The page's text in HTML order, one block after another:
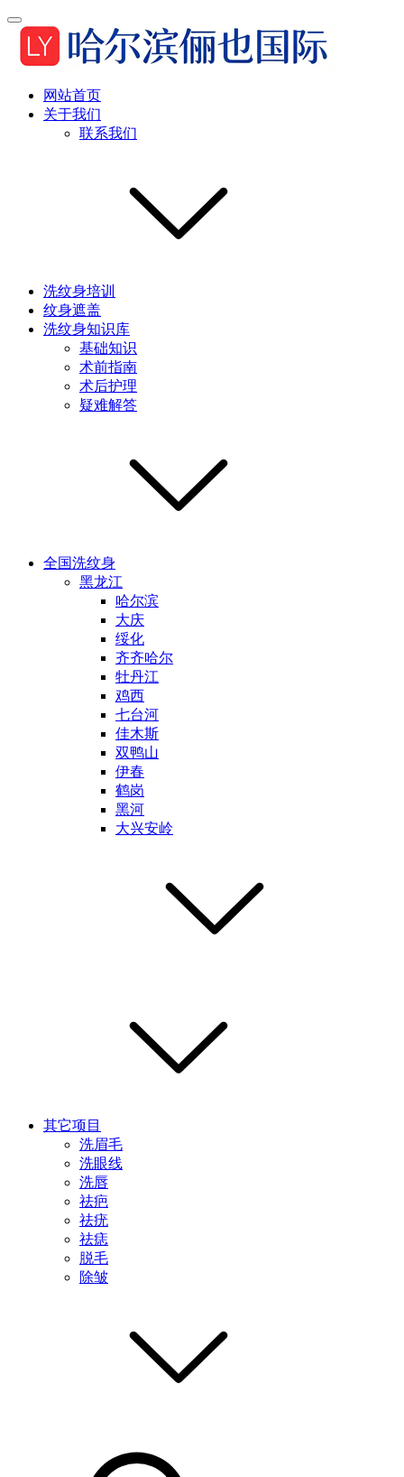
网站首页
关于我们
联系我们
洗纹身培训
纹身遮盖
洗纹身知识库
基础知识
术前指南
术后护理
疑难解答
全国洗纹身
黑龙江
哈尔滨
大庆
绥化
齐齐哈尔
牡丹江
鸡西
七台河
佳木斯
双鸭山
伊春
鹤岗
黑河
大兴安岭
其它项目
洗眉毛
洗眼线
洗唇
祛疤
祛疣
祛痣
脱毛
除皱